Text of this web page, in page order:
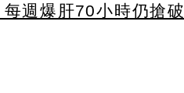
週爆肝70小時仍搶破